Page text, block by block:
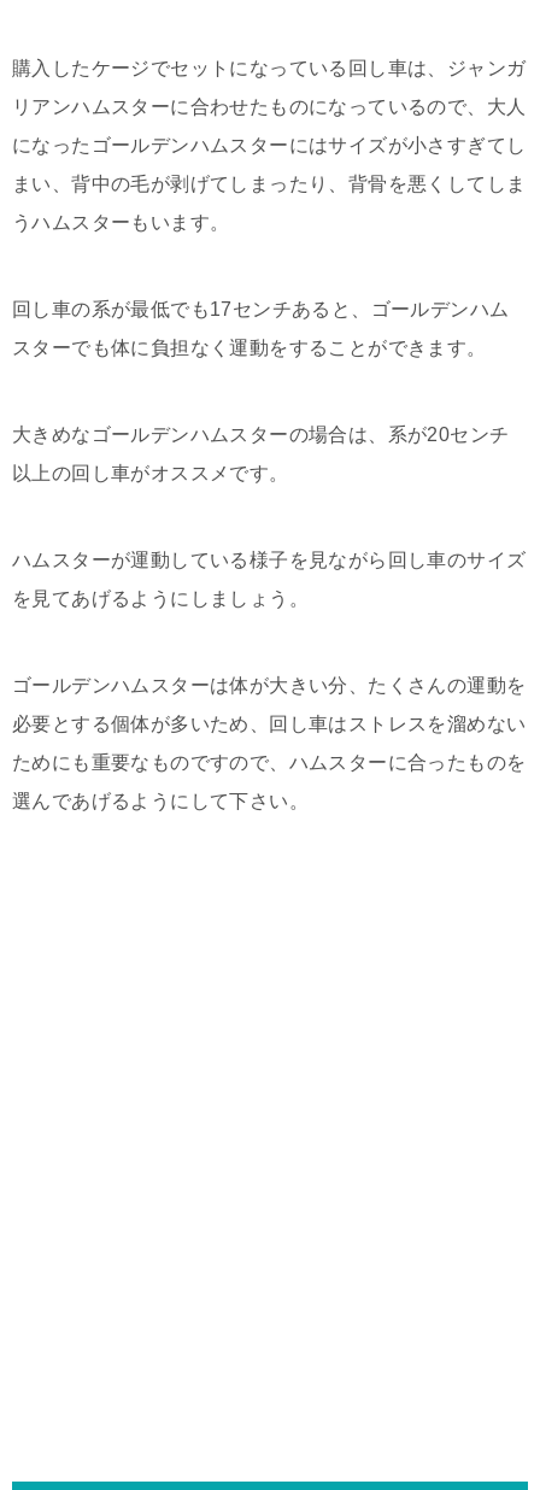
購入したケージでセットになっている回し車は、ジャンガ
リアンハムスターに合わせたものになっているので、大人
になったゴールデンハムスターにはサイズが小さすぎてし
まい、背中の毛が剥げてしまったり、背骨を悪くしてしま
うハムスターもいます。
回し車の系が最低でも17センチあると、ゴールデンハム
スターでも体に負担なく運動をすることができます。
大きめなゴールデンハムスターの場合は、系が20センチ
以上の回し車がオススメです。
ハムスターが運動している様子を見ながら回し車のサイズ
を見てあげるようにしましょう。
ゴールデンハムスターは体が大きい分、たくさんの運動を
必要とする個体が多いため、回し車はストレスを溜めない
ためにも重要なものですので、ハムスターに合ったものを
選んであげるようにして下さい。